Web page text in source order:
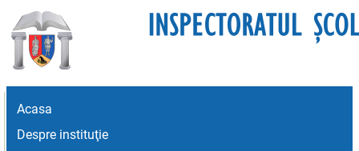
Acasa
Despre instituţie